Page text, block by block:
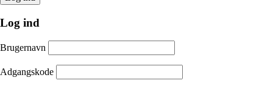
Log ind
Brugernavn
Adgangskode